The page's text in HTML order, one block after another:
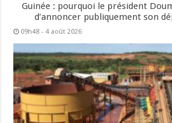
Guinée : pourquoi le président
d’annoncer publiquement son
09h48 - 4 août 2026